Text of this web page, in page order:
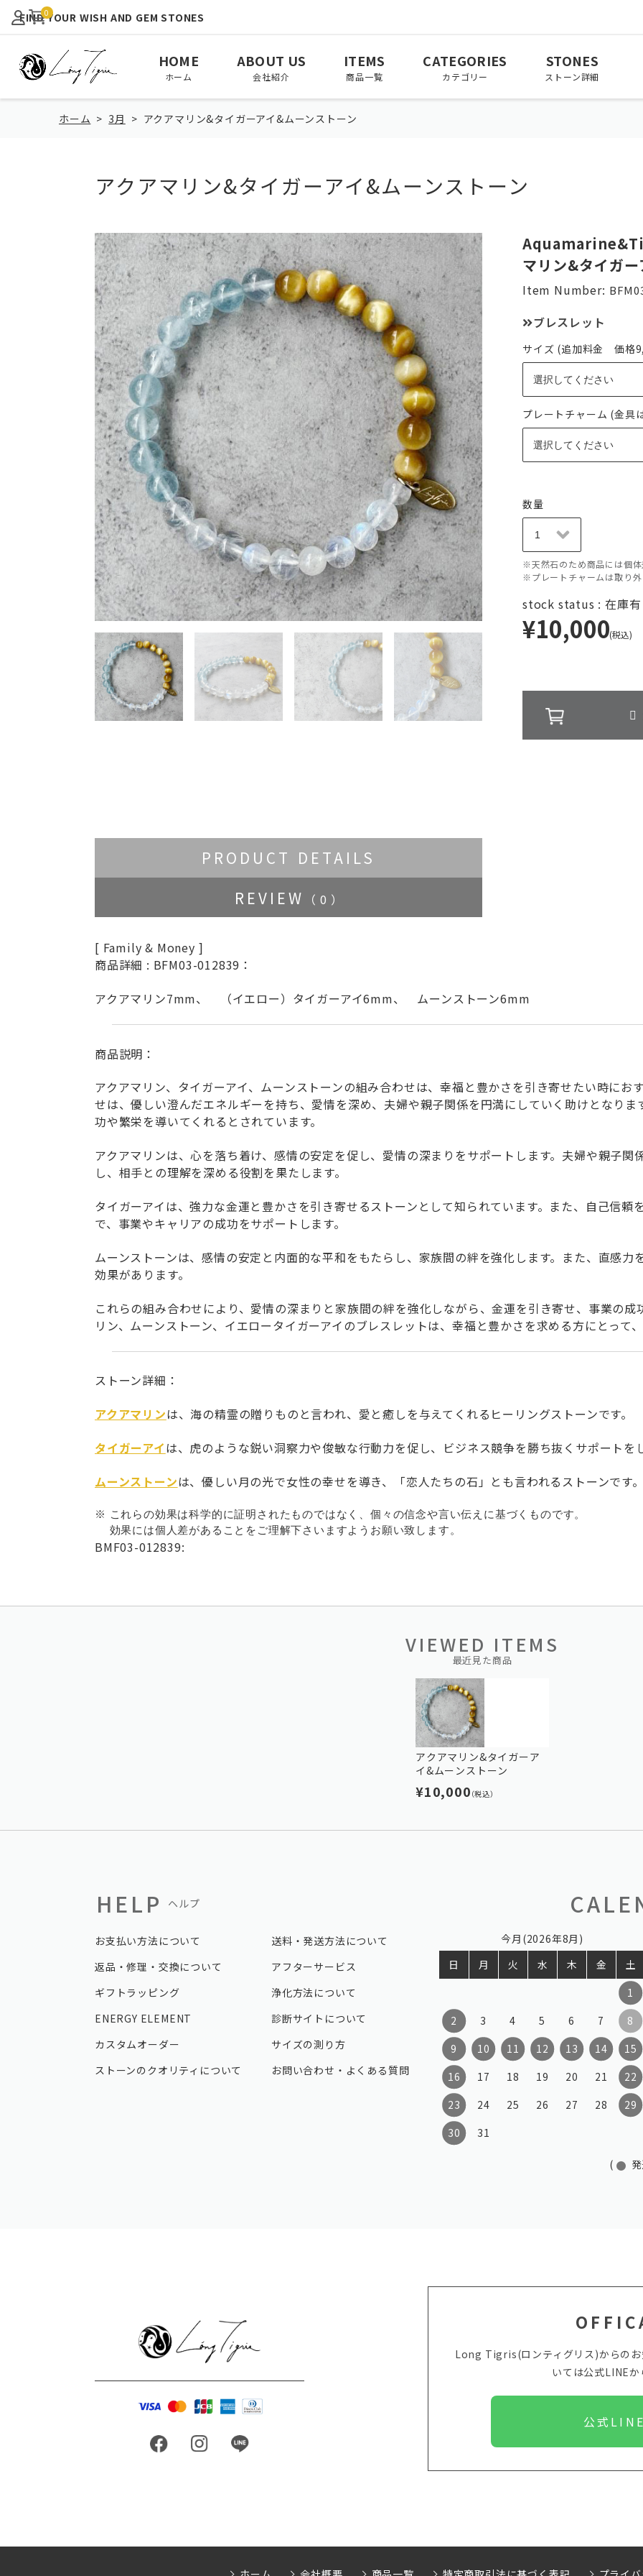
0
ホーム
HOME
会社紹介
ABOUT US
商品一覧
ITEMS
カテゴリー
CATEGORIES
January February March April
9月 10月 11月
ストーン詳細
STONES
FIND YOUR WISH AND GEM STONES
ホーム 3月 アクアマリン&タイガーアイ&ムーンストーン
アクアマリン&タイガーアイ&ムーンストーン
マリン&タイガ
Item Number:
ブレスレット
サイズ (追加料金 価格
プレートチャーム (金具
数量
※天然石のため商品には個体
※プレートチャームは取り外
stock status : 在庫有
¥10,000(税込)
PRODUCT DETAILS
REVIEW
（ 0 ）
[ Family & Money ]
商品詳細 : BFM03-012839：
アクアマリン7mm、 （イエロー）タイガーアイ6mm、 ムーンストーン6mm
商品説明：
アクアマリン、タイガーアイ、ムーンストーンの組み合わせは、幸福と豊かさを引き寄せたい時にお
せは、優しい澄んだエネルギーを持ち、愛情を深め、夫婦や親子関係を円満にしていく助けとなり
功や繁栄を導いてくれるとされています。
アクアマリンは、心を落ち着け、感情の安定を促し、愛情の深まりをサポートします。夫婦や親子関
し、相手との理解を深める役割を果たします。
タイガーアイは、強力な金運と豊かさを引き寄せるストーンとして知られています。また、自己信頼
で、事業やキャリアの成功をサポートします。
ムーンストーンは、感情の安定と内面的な平和をもたらし、家族間の絆を強化します。また、直感力
効果があります。
これらの組み合わせにより、愛情の深まりと家族間の絆を強化しながら、金運を引き寄せ、事業の
リン、ムーンストーン、イエロータイガーアイのブレスレットは、幸福と豊かさを求める方にとって
ストーン詳細：
アクアマリンは、海の精霊の贈りものと言われ、愛と癒しを与えてくれるヒーリングストーンです。
タイガーアイは、虎のような鋭い洞察力や俊敏な行動力を促し、ビジネス競争を勝ち抜くサポートを
ムーンストーンは、優しい月の光で女性の幸せを導き、「恋人たちの石」とも言われるストーンです。
※ これらの効果は科学的に証明されたものではなく、個々の信念や言い伝えに基づくものです。
効果には個人差があることをご理解下さいますようお願い致します。
BMF03-012839:
VIEWED ITEMS
最近見た商品
アクアマリン&タイガーア
イ&ムーンストーン
¥10,000（税込）
HELP ヘルプ
お支払い方法について
送料・発送方法について
返品・修理・交換について
アフターサービス
ギフトラッピング
浄化方法について
ENERGY ELEMENT
診断サイトについて
カスタムオーダー
サイズの測り方
ストーンのクオリティについて
お問い合わせ・よくある質問
今月(2026年8月)
日
月 火 水 木 金
土
1
2
3 4 5 6 7
8
9
10 11 12 13 14
15
16
17 18 19 20 21
22
23
24 25 26 27 28
29
30
31
( 発
Long Tigris(ロンティグリス)からのお
いては公式LINEか
公式